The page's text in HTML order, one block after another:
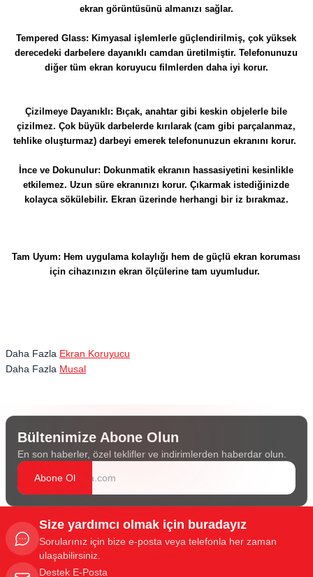
ekran görüntüsünü almanızı sağlar.
Tempered Glass: Kimyasal işlemlerle güçlendirilmiş, çok yüksek
derecedeki darbelere dayanıklı camdan üretilmiştir. Telefonunuzu
diğer tüm ekran koruyucu filmlerden daha iyi korur.
Çizilmeye Dayanıklı: Bıçak, anahtar gibi keskin objelerle bile
çizilmez. Çok büyük darbelerde kırılarak (cam gibi parçalanmaz,
tehlike oluşturmaz) darbeyi emerek telefonunuzun ekranını korur.
İnce ve Dokunulur: Dokunmatik ekranın hassasiyetini kesinlikle
etkilemez. Uzun süre ekranınızı korur. Çıkarmak istediğinizde
kolayca sökülebilir. Ekran üzerinde herhangi bir iz bırakmaz.
Tam Uyum: Hem uygulama kolaylığı hem de güçlü ekran koruması
için cihazınızın ekran ölçülerine tam uyumludur.
Daha Fazla Ekran Koruyucu
Daha Fazla Musal
Bültenimize Abone Olun
En son haberler, özel teklifler ve indirimlerden haberdar olun.
Abone Ol
Size yardımcı olmak için buradayız
Sorularınız için bize e-posta veya telefonla her zaman
ulaşabilirsiniz.
Destek E-Posta